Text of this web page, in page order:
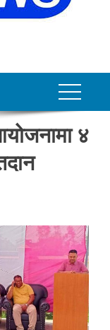
४